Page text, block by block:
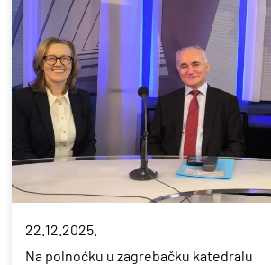
22.12.2025.
Na polnoćku u zagrebačku katedralu